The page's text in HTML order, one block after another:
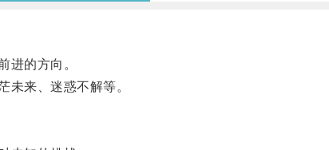
的方向。
来、迷惑不解等。